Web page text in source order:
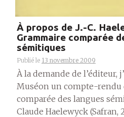
À propos de J.-C.
Grammaire comparée
sémitiques
Publié le 13 novembre 2009
À la demande de l’éditeur,
Muséon un compte-rendu
comparée des langues
Claude Haelewyck (Safran,